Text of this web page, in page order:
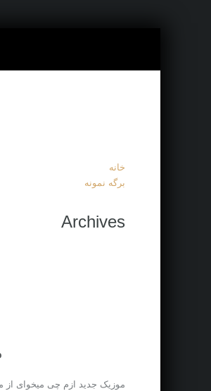
خانه
برگه نمونه
Archives
موزیک جدید ازم چی میخوای از